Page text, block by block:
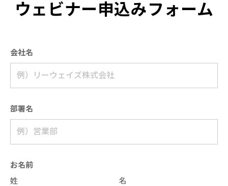
ウェビナー申込みフォーム
会社名
部署名
お名前
姓
名